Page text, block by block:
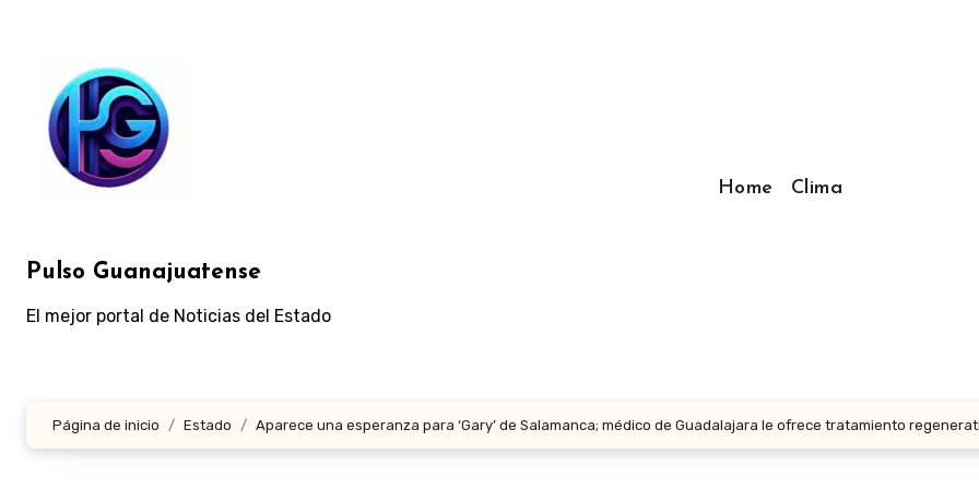
contenido
Pulso Guanajuatense
El mejor portal de Noticias del Estado
Home Clima
Página de inicio Estado Aparece una esperanza para ‘Gary’ de Salamanca; médico de Guadalajara le ofrece tratamiento